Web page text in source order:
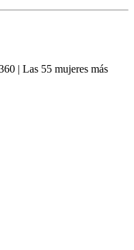
| Las 55 mujeres más